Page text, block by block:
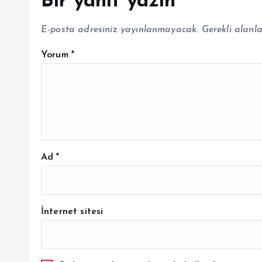
E-posta adresiniz yayınlanmayacak. Gerekli
Yorum *
Ad*
İnternet sitesi